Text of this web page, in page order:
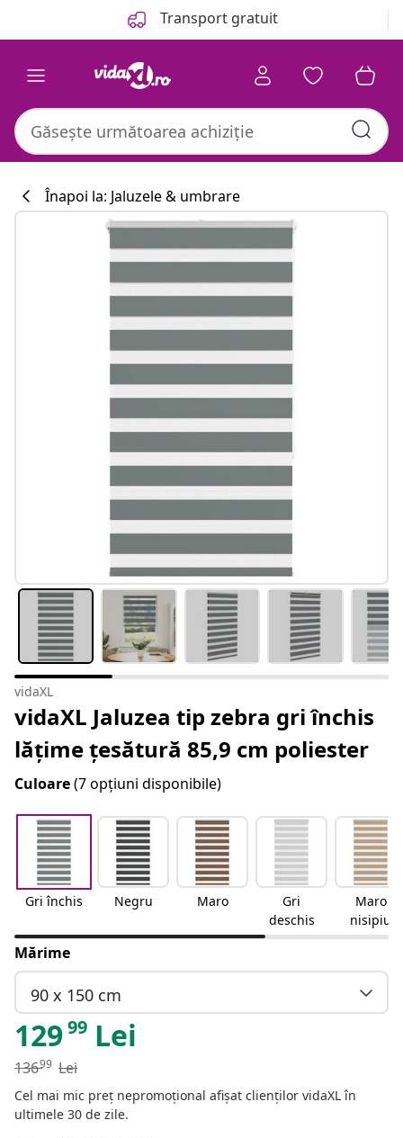
Transport gratuit
Înapoi la: Jaluzele & umbrare
vidaXL
vidaXL Jaluzea tip zebra gri închis
lățime țesătură 85,9 cm poliester
Culoare(7 opțiuni disponibile)
Gri închis Negru Maro
Gri
deschis
Maro
nisipiu
Mărime
90 x 150 cm
12999 Lei
13699 Lei
Cel mai mic preț nepromoțional afișat clienților vidaXL în
ultimele 30 de zile.